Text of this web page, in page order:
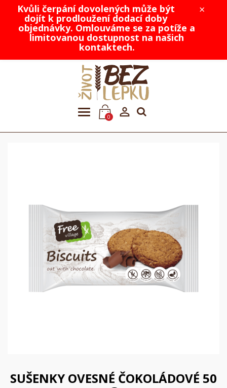
×
Kvůli čerpání dovolených může být
dojít k prodloužení dodací doby
objednávky. Omlouváme se za potíže a
limitovanou dostupnost na našich
kontaktech.
0 
SUŠENKY OVESNÉ ČOKOLÁDOVÉ 50